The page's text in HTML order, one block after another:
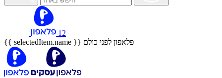
12
{{ selectedItem.name }} פלאפון לפני כולם